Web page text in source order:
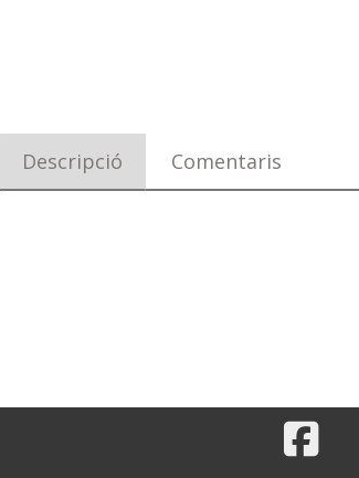
Descripció Comentaris